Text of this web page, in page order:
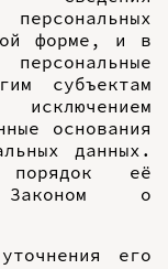
форме, и в
субъектам
основания
данных.
её
Законом о
его